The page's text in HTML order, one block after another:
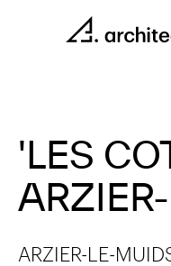
'LES
ARZIER-LE-